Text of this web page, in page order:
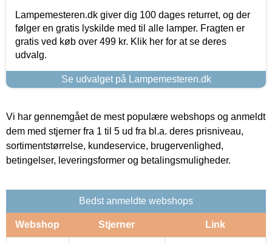
Lampemesteren.dk giver dig 100 dages returret, og der
følger en gratis lyskilde med til alle lamper. Fragten er
gratis ved køb over 499 kr. Klik her for at se deres
udvalg.
Se udvalget på Lampemesteren.dk
Vi har gennemgået de mest populære webshops og anmeldt
dem med stjerner fra 1 til 5 ud fra bl.a. deres prisniveau,
sortimentstørrelse, kundeservice, brugervenlighed,
betingelser, leveringsformer og betalingsmuligheder.
Bedst anmeldte webshops
Webshop Stjerner Link